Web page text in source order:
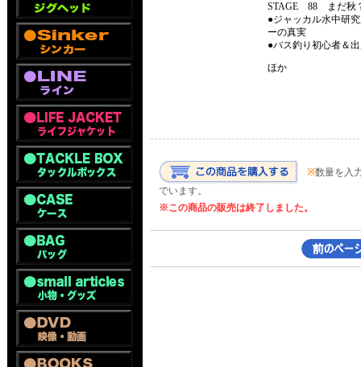
STAGE 88 まだ秋
●ジャッカル水中研
ーの真実
●バス釣り初心者＆
ほか
※数量を入
でいます。
※この商品の販売は終了しました。